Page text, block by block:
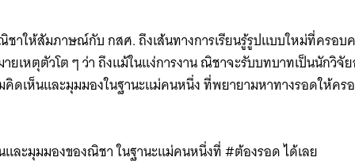
ให้สัมภาษณ์กับ กสศ. ถึงเส้นทางการเรียนรู้รูปแบบใหม่ที่ครอบค
ยเหตุตัวโต ๆ ว่า ถึงแม้ในแง่การงาน ณิชาจะรับบทบาทเป็นนักวิ
คิดเห็นและมุมมองในฐานะแม่คนหนึ่ง ที่พยายามหาทางรอดให้คร
ละมุมมองของณิชา ในฐานะแม่คนหนึ่งที่ #ต้องรอด ได้เลย